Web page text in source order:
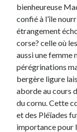
bienheureuse
confié à l’île
étrangement écho
corse? celle où
aussi une femme
pérégrinations
bergère ligure
aborde au cours
du cornu. Cette
et des Pléïades
importance pour